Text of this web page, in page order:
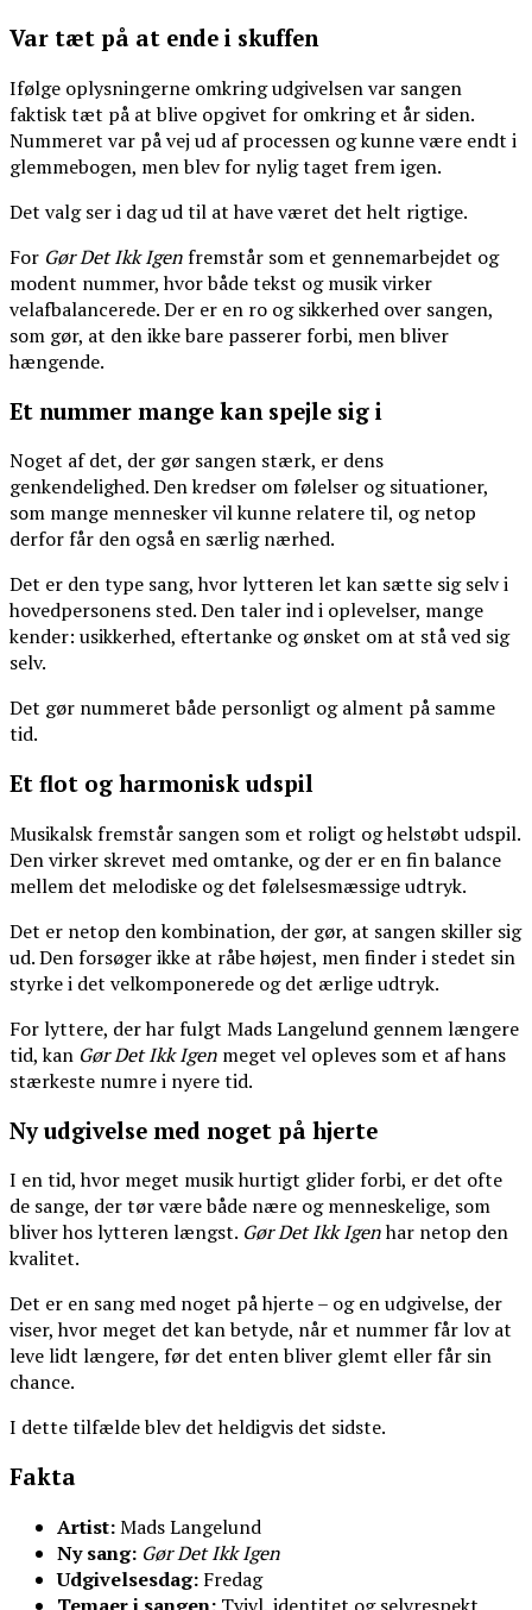
Var tæt på at ende i skuffen
Ifølge oplysningerne omkring udgivelsen var sangen
faktisk tæt på at blive opgivet for omkring et år siden.
Nummeret var på vej ud af processen og kunne være endt i
glemmebogen, men blev for nylig taget frem igen.
Det valg ser i dag ud til at have været det helt rigtige.
For Gør Det Ikk Igenfremstår som et gennemarbejdet og
modent nummer, hvor både tekst og musik virker
velafbalancerede. Der er en ro og sikkerhed over sangen,
som gør, at den ikke bare passerer forbi, men bliver
hængende.
Et nummer mange kan spejle sig i
Noget af det, der gør sangen stærk, er dens
genkendelighed. Den kredser om følelser og situationer,
som mange mennesker vil kunne relatere til, og netop
derfor får den også en særlig nærhed.
Det er den type sang, hvor lytteren let kan sætte sig selv i
hovedpersonens sted. Den taler ind i oplevelser, mange
kender: usikkerhed, eftertanke og ønsket om at stå ved sig
selv.
Det gør nummeret både personligt og alment på samme
tid.
Et flot og harmonisk udspil
Musikalsk fremstår sangen som et roligt og helstøbt udspil.
Den virker skrevet med omtanke, og der er en fin balance
mellem det melodiske og det følelsesmæssige udtryk.
Det er netop den kombination, der gør, at sangen skiller sig
ud. Den forsøger ikke at råbe højest, men finder i stedet sin
styrke i det velkomponerede og det ærlige udtryk.
For lyttere, der har fulgt Mads Langelund gennem længere
tid, kan Gør Det Ikk Igen meget vel opleves som et af hans
stærkeste numre i nyere tid.
Ny udgivelse med noget på hjerte
I en tid, hvor meget musik hurtigt glider forbi, er det ofte
de sange, der tør være både nære og menneskelige, som
bliver hos lytteren længst. Gør Det Ikk Igenhar netop den
kvalitet.
Det er en sang med noget på hjerte – og en udgivelse, der
viser, hvor meget det kan betyde, når et nummer får lov at
leve lidt længere, før det enten bliver glemt eller får sin
chance.
I dette tilfælde blev det heldigvis det sidste.
Fakta
Artist:Mads Langelund
Ny sang: Gør Det Ikk Igen
Udgivelsesdag: Fredag